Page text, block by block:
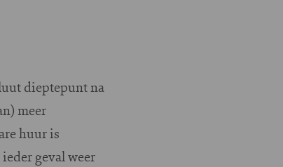
dieptepunt na
meer
huur is
geval weer